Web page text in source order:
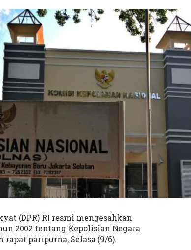
(DPR) RI resmi mengesahkan
2002 tentang Kepolisian Negara
paripurna, Selasa (9/6).